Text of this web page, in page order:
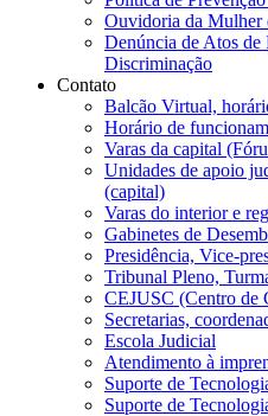
Ouvidoria da Mulher
Denúncia de Atos de
Discriminação
Contato
Balcão Virtual,
Horário de
Varas da capital
Unidades de apoio
(capital)
Varas do interior e
Gabinetes de
Presidência, Vice-
Tribunal Pleno,
CEJUSC (Centro de
Secretarias,
Escola Judicial
Atendimento à
Suporte de
Suporte de